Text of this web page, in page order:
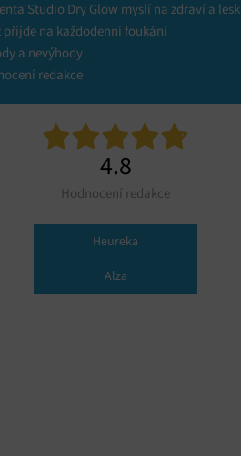
Studio Dry Glow myslí na zdraví a lesk
přijde na každodenní foukání
a nevýhody
redakce
4.8
Hodnocení redakce
Heureka
Alza